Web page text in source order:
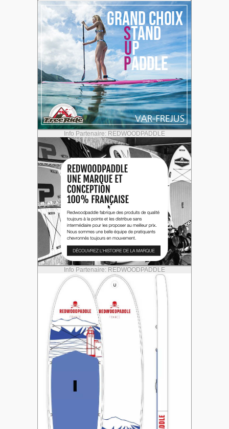
Info Partenaire: REDWOODPADDLE
Info Partenaire: REDWOODPADDLE